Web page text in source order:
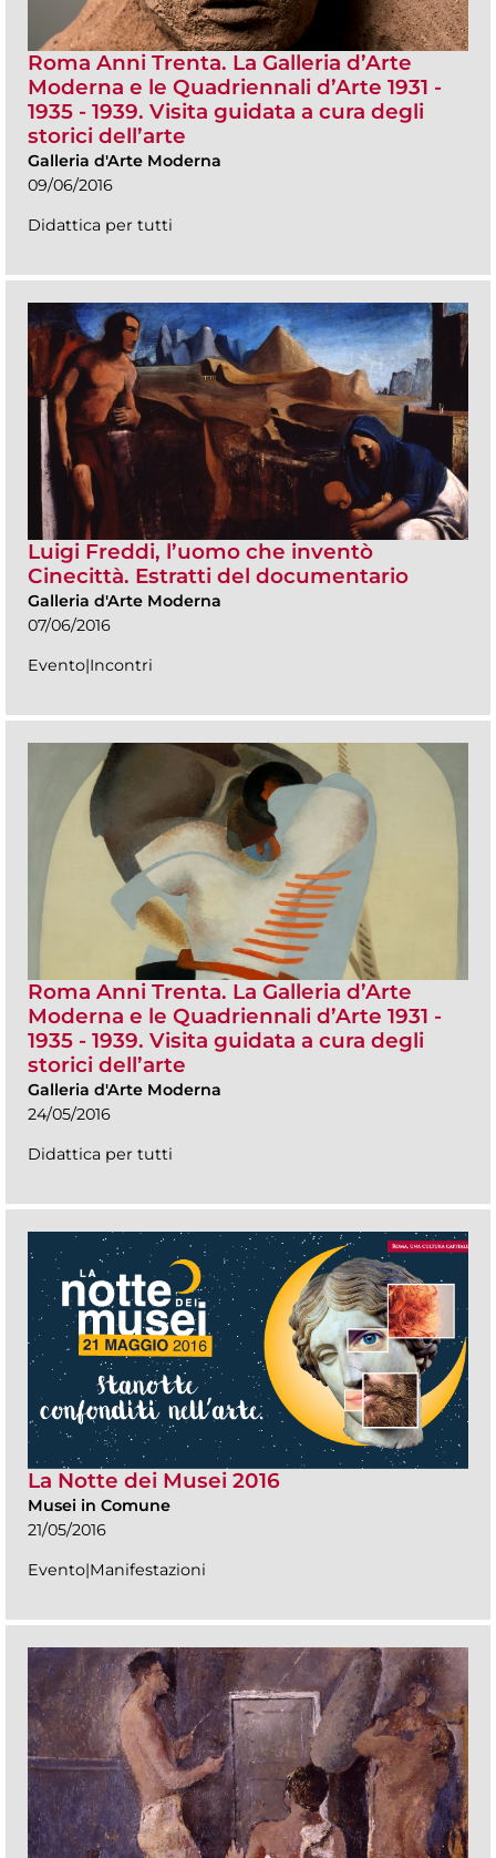
Roma Anni Trenta. La Galleria d’Arte
Moderna e le Quadriennali d’Arte 1931 -
1935 - 1939. Visita guidata a cura degli
storici dell’arte
Galleria d'Arte Moderna
09/06/2016
Didattica per tutti
Luigi Freddi, l’uomo che inventò
Cinecittà. Estratti del documentario
Galleria d'Arte Moderna
07/06/2016
Evento|Incontri
Roma Anni Trenta. La Galleria d’Arte
Moderna e le Quadriennali d’Arte 1931 -
1935 - 1939. Visita guidata a cura degli
storici dell’arte
Galleria d'Arte Moderna
24/05/2016
Didattica per tutti
La Notte dei Musei 2016
Musei in Comune
21/05/2016
Evento|Manifestazioni